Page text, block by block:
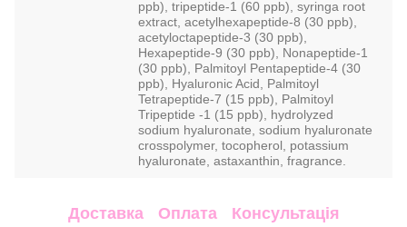
ppb), tripeptide-1 (60 ppb), syringa root
extract, acetylhexapeptide-8 (30 ppb),
acetyloctapeptide-3 (30 ppb),
Hexapeptide-9 (30 ppb), Nonapeptide-1
(30 ppb), Palmitoyl Pentapeptide-4 (30
ppb), Hyaluronic Acid, Palmitoyl
Tetrapeptide-7 (15 ppb), Palmitoyl
Tripeptide -1 (15 ppb), hydrolyzed
sodium hyaluronate, sodium hyaluronate
crosspolymer, tocopherol, potassium
hyaluronate, astaxanthin, fragrance.
Доставка Оплата Консультація